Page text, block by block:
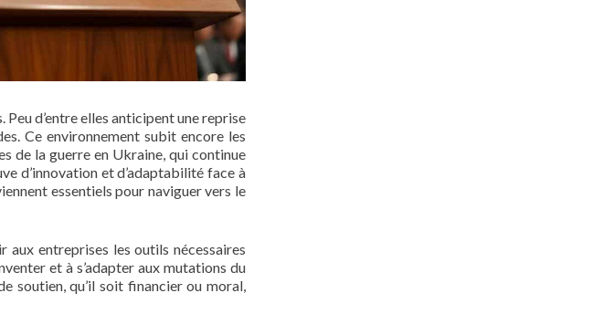
d’entre elles anticipent une reprise
Ce environnement subit encore les
de la guerre en Ukraine, qui continue
d’innovation et d’adaptabilité face à
essentiels pour naviguer vers le
entreprises les outils nécessaires
et à s’adapter aux mutations du
soutien, qu’il soit financier ou moral,